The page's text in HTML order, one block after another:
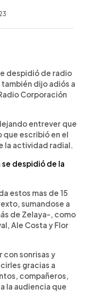
despidió de radio
también dijo adiós a
Corporación
entrever que
que escribió en el
la actividad radial.
se despidió de la
estos mas de 15
sumandose a
de Zelaya-, como
Ale Costa y Flor
con sonrisas y
gracias a
compañeros,
la audiencia que